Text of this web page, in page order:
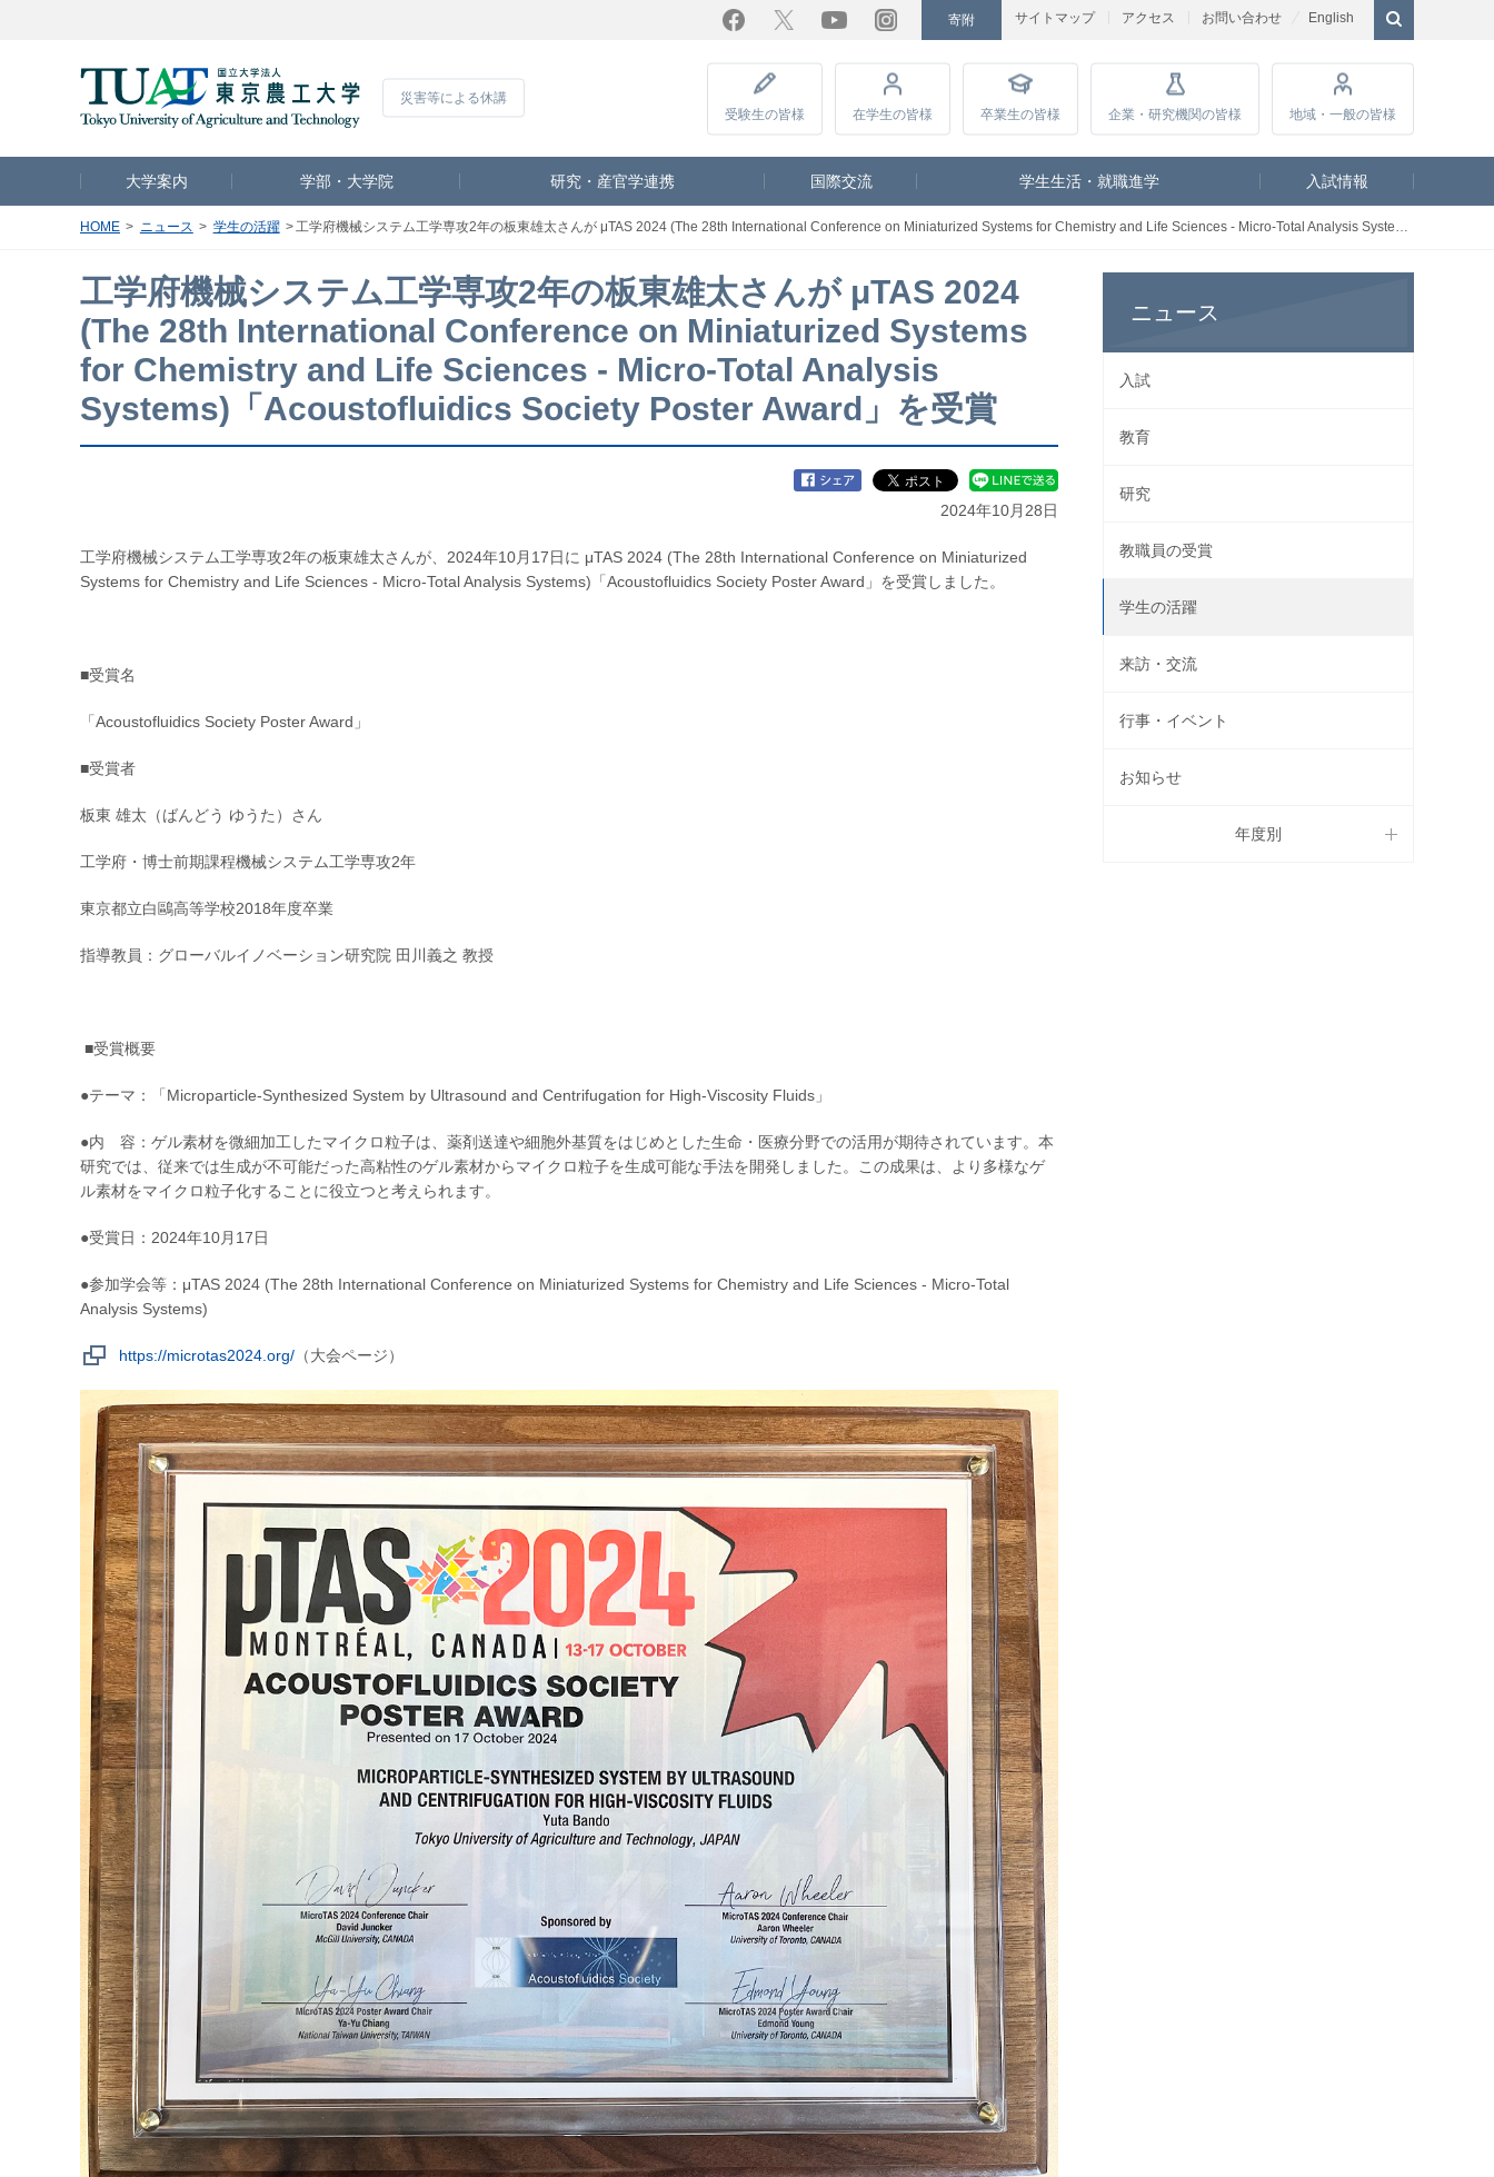
サイトマップ アクセス お問い合わせ
寄附 English
Facebook Twitter YouTube Instagram
災害等による休講
受験生の皆様 在学生の皆様 卒業生の皆様 企業・研究機関の皆様 地域・一般の皆様
大学案内 学部・大学院 研究・産官学連携 国際交流 学生生活・就職進学 入試情報
HOME ニュース 学生の活躍 工学府機械システム工学専攻2年の板東雄太さんが μTAS 2024 (The 28th International Conference on Miniaturized Systems for Chemistry and Life Sciences - Micro-Total Analysis Systems)「Acoustofluidics Society Poster Award」を受賞
工学府機械システム工学専攻2年の板東雄太さんが μTAS 2024
(The 28th International Conference on Miniaturized Systems
for Chemistry and Life Sciences - Micro-Total Analysis
Systems)「Acoustofluidics Society Poster Award」を受賞
2024年10月28日
工学府機械システム工学専攻2年の板東雄太さんが、2024年10月17日に μTAS 2024 (The 28th International Conference on Miniaturized
Systems for Chemistry and Life Sciences - Micro-Total Analysis Systems)「Acoustofluidics Society Poster Award」を受賞しました。
■受賞名
「Acoustofluidics Society Poster Award」
■受賞者
板東 雄太（ばんどう ゆうた）さん
工学府・博士前期課程機械システム工学専攻2年
東京都立白鷗高等学校2018年度卒業
指導教員：グローバルイノベーション研究院 田川義之 教授
■受賞概要
●テーマ：「Microparticle-Synthesized System by Ultrasound and Centrifugation for High-Viscosity Fluids」
●内 容：ゲル素材を微細加工したマイクロ粒子は、薬剤送達や細胞外基質をはじめとした生命・医療分野での活用が期待されています。本
研究では、従来では生成が不可能だった高粘性のゲル素材からマイクロ粒子を生成可能な手法を開発しました。この成果は、より多様なゲ
ル素材をマイクロ粒子化することに役立つと考えられます。
●受賞日：2024年10月17日
●参加学会等：μTAS 2024 (The 28th International Conference on Miniaturized Systems for Chemistry and Life Sciences - Micro-Total
Analysis Systems)
https://microtas2024.org/ （大会ページ）
ニュース
入試
教育
研究
教職員の受賞
学生の活躍
来訪・交流
行事・イベント
お知らせ
年度別